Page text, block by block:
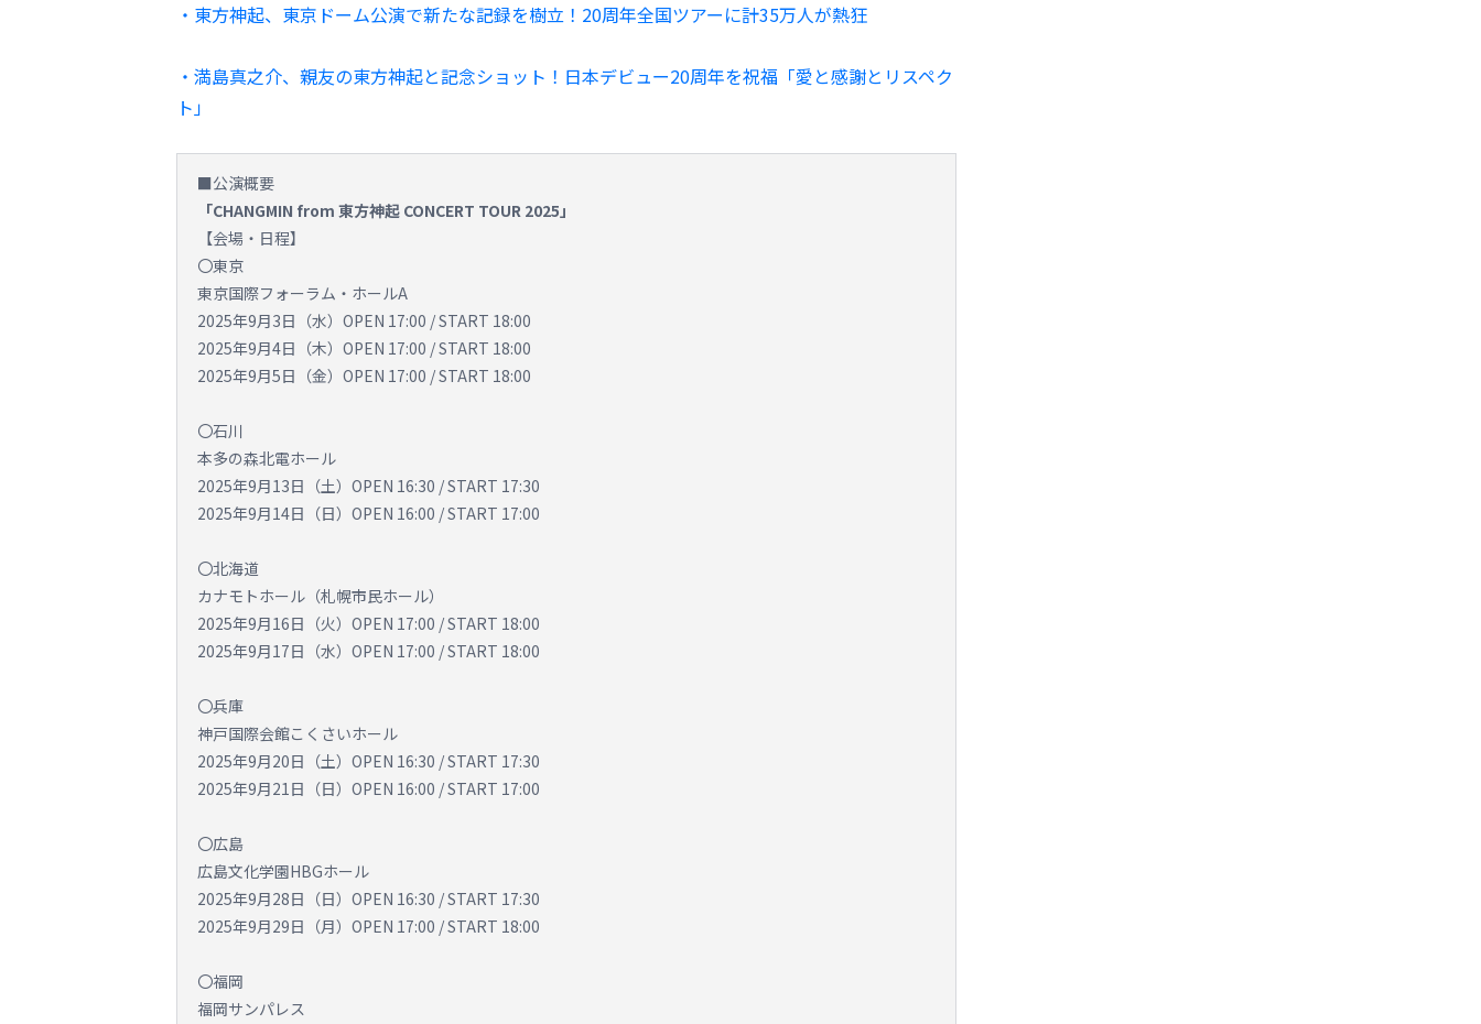
・東方神起、東京ドーム公演で新たな記録を樹立！20周年全国ツアーに計35万人が熱狂
・満島真之介、親友の東方神起と記念ショット！日本デビュー20周年を祝福「愛と感謝とリスペク
ト」
■公演概要
「CHANGMIN from 東方神起 CONCERT TOUR 2025」
【会場・日程】
〇東京
東京国際フォーラム・ホールA
2025年9月3日（水）OPEN 17:00 / START 18:00
2025年9月4日（木）OPEN 17:00 / START 18:00
2025年9月5日（金）OPEN 17:00 / START 18:00
〇石川
本多の森北電ホール
2025年9月13日（土）OPEN 16:30 / START 17:30
2025年9月14日（日）OPEN 16:00 / START 17:00
〇北海道
カナモトホール（札幌市民ホール ）
2025年9月16日（火）OPEN 17:00 / START 18:00
2025年9月17日（水）OPEN 17:00 / START 18:00
〇兵庫
神戸国際会館こくさいホール
2025年9月20日（土）OPEN 16:30 / START 17:30
2025年9月21日（日）OPEN 16:00 / START 17:00
〇広島
広島文化学園HBGホール
2025年9月28日（日）OPEN 16:30 / START 17:30
2025年9月29日（月）OPEN 17:00 / START 18:00
〇福岡
福岡サンパレス